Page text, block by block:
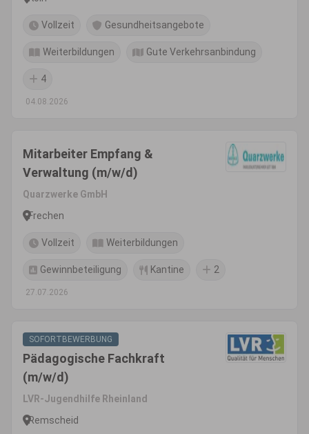
Vollzeit Gesundheitsangebote
Weiterbildungen Gute Verkehrsanbindung
4
04.08.2026
Mitarbeiter Empfang &
Verwaltung (m/w/d)
Quarzwerke GmbH
Frechen
Vollzeit Weiterbildungen
Gewinnbeteiligung Kantine 2
27.07.2026
SOFORTBEWERBUNG
Pädagogische Fachkraft
(m/w/d)
LVR-Jugendhilfe Rheinland
Remscheid